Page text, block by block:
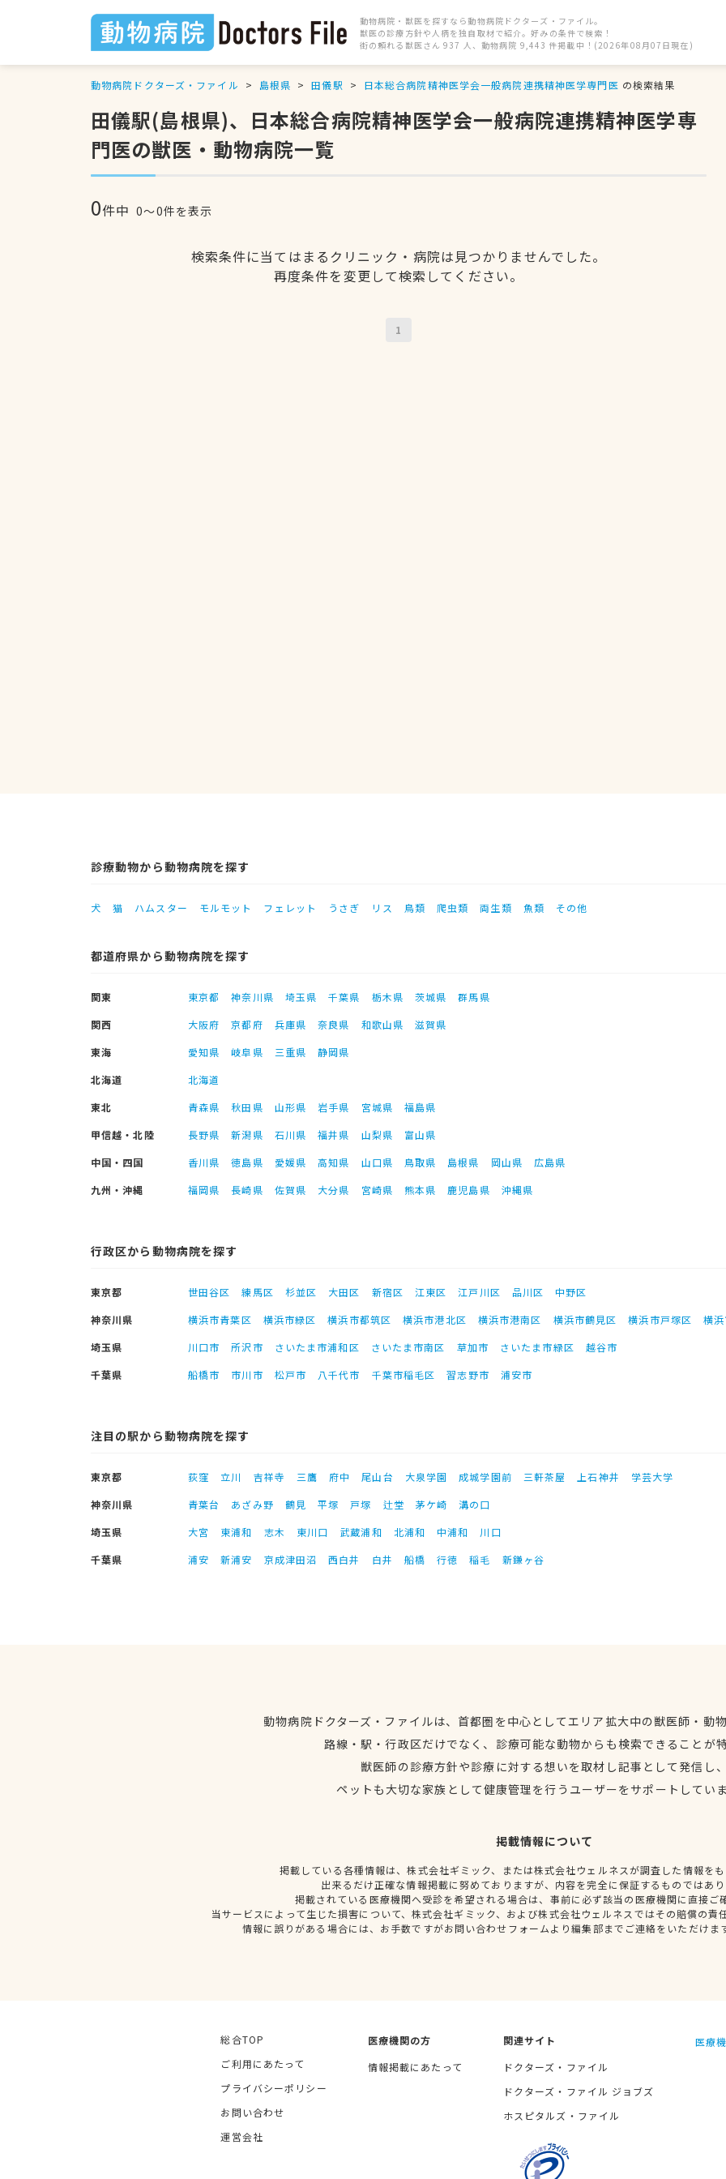
動物病院・獣医を探すなら動物病院ドクターズ・ファイル。
獣医の診療方針や人柄を独自取材で紹介。好みの条件で検索！
街の頼れる獣医さん 937 人、動物病院 9,443 件掲載中！(2026年08月07日現在)
動物病院ドクターズ・ファイル 島根県 田儀駅 日本総合病院精神医学会一般病院連携精神医学専門医 の検索結果
田儀駅(島根県)、日本総合病院精神医学会一般病院連携精神医学専
門医の獣医・動物病院一覧
0件中 0〜0件を表示
検索条件に当てはまるクリニック・病院は見つかりませんでした。
再度条件を変更して検索してください。
1
診療動物から動物病院を探す
犬 猫 ハムスター モルモット フェレット うさぎ リス 鳥類 爬虫類 両生類 魚類 その他
都道府県から動物病院を探す
関東 東京都 神奈川県 埼玉県 千葉県 栃木県 茨城県
群馬県
関西
大阪府 京都府 兵庫県 奈良県 和歌山県
滋賀県
東海
愛知県 岐阜県 三重県
静岡県
北海道
北海道
東北
青森県 秋田県 山形県 岩手県 宮城県
福島県
甲信越・北陸
長野県 新潟県 石川県 福井県 山梨県
富山県
中国・四国
香川県 徳島県 愛媛県 高知県 山口県 鳥取県 島根県 岡山県
広島県
九州・沖縄
福岡県 長崎県 佐賀県 大分県 宮崎県 熊本県 鹿児島県 沖縄県
行政区から動物病院を探す
東京都 世田谷区 練馬区 杉並区 大田区 新宿区 江東区 江戸川区 品川区
中野区
神奈川県
横浜市青葉区 横浜市緑区 横浜市都筑区 横浜市港北区 横浜市港南区 横浜市鶴見区 横浜市戸塚区
横
埼玉県
川口市 所沢市 さいたま市浦和区 さいたま市南区 草加市 さいたま市緑区
越谷市
千葉県
船橋市 市川市 松戸市 八千代市 千葉市稲毛区 習志野市 浦安市
注目の駅から動物病院を探す
東京都 荻窪 立川 吉祥寺 三鷹 府中 尾山台 大泉学園 成城学園前 三軒茶屋 上石神井
学芸大学
神奈川県
青葉台 あざみ野 鶴見 平塚 戸塚 辻堂 茅ケ崎
溝の口
埼玉県
大宮 東浦和 志木 東川口 武蔵浦和 北浦和 中浦和
川口
千葉県
浦安 新浦安 京成津田沼 西白井 白井 船橋 行徳 稲毛 新鎌ヶ谷
動物病院ドクターズ・ファイルは、首都圏を中心としてエリア拡大中の獣医師・動
路線・駅・行政区だけでなく、診療可能な動物からも検索できることが
獣医師の診療方針や診療に対する想いを取材し記事として発信し
ペットも大切な家族として健康管理を行うユーザーをサポートしてい
掲載情報について
掲載している各種情報は、株式会社ギミック、または株式会社ウェルネスが調査した情報を
出来るだけ正確な情報掲載に努めておりますが、内容を完全に保証するものではあ
掲載されている医療機関へ受診を希望される場合は、事前に必ず該当の医療機関に直接ご
当サービスによって生じた損害について、株式会社ギミック、および株式会社ウェルネスではその賠償の責
情報に誤りがある場合には、お手数ですがお問い合わせフォームより編集部までご連絡をいただけま
総合TOP
ご利用にあたって
プライバシーポリシー
お問い合わせ
運営会社
医療機関の方
情報掲載にあたって
関連サイト
ドクターズ・ファイル
ドクターズ・ファイル ジョブズ
ホスピタルズ・ファイル
医療